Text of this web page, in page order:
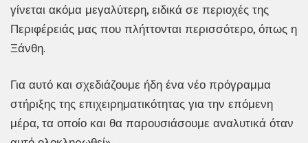
γίνεται ακόμα μεγαλύτερη, ειδικά σε περιοχές της
Περιφέρειάς μας που πλήττονται περισσότερο, όπως η
Ξάνθη.
Για αυτό και σχεδιάζουμε ήδη ένα νέο πρόγραμμα
στήριξης της επιχειρηματικότητας για την επόμενη
μέρα, τα οποίο και θα παρουσιάσουμε αναλυτικά όταν